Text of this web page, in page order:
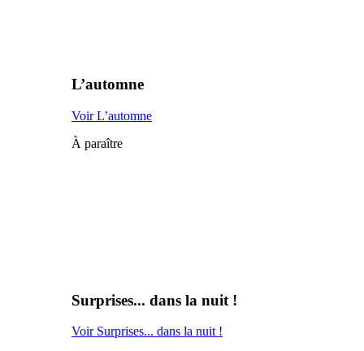
L’automne
Voir L’automne
À paraître
Surprises... dans la nuit !
Voir Surprises... dans la nuit !